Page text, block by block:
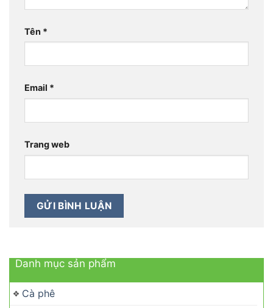
Tên *
Email *
Trang web
Danh mục sản phẩm
Cà phê